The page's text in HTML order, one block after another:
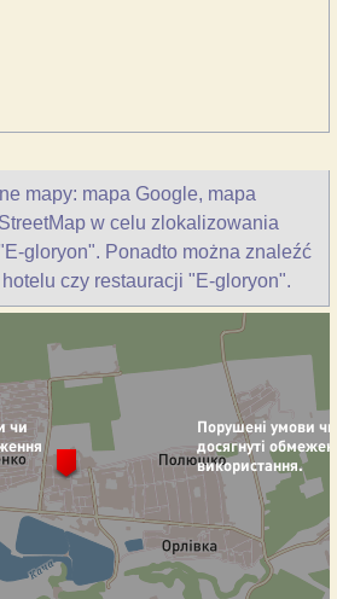
mapy: mapa Google, mapa
w celu zlokalizowania
gloryon". Ponadto można znaleźć
czy restauracji "E-gloryon".